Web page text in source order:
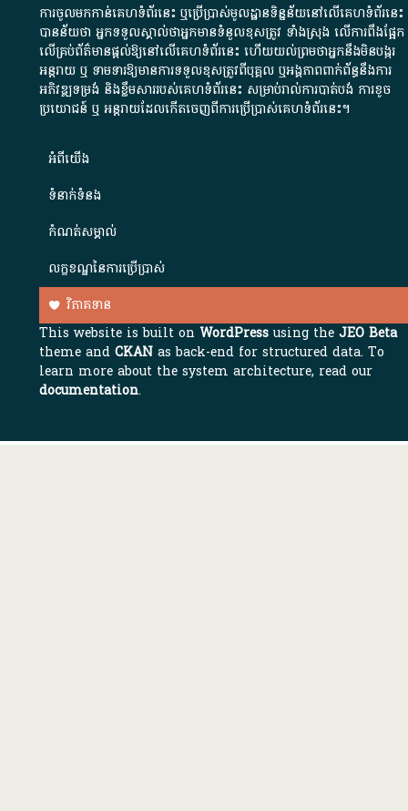
ការចូលមកកាន់គេហទំព័រនេះ ឬប្រើប្រាស់មូលដ្ឋានទិន្នន័យនៅលើគេហទំព័រនេះ
បានន័យថា អ្នកទទួលស្គាល់ថាអ្នកមានទំនួលខុសត្រូវ ទាំងស្រុង លើការពឹងផ្អែក
លើគ្រប់ព័ត៌មានផ្តល់ឱ្យនៅលើគេហទំព័រនេះ ហើយយល់ព្រមថាអ្នកនឹងមិនបង្ករ
អន្តរាយ ឬ ទាមទារ​ឱ្យមានការទទួលខុស​ត្រូវពីបុគ្គល ឬអង្គភាពពាក់ព័ន្ធនឹងការ
អភិវឌ្ឍទម្រង់ និងខ្លឹមសាររបស់គេហទំព័រនេះ សម្រាប់រាល់ការបាត់បង់ ការខូច
ប្រយោជន៍ ឬ អន្តរាយដែលកើតចេញពីការប្រើប្រាស់គេហទំព័រនេះ។
អំពី​យើង​
ទំនាក់ទំនង
កំណត់សម្គាល់
លក្ខខណ្ឌនៃការប្រើប្រាស់
វិភាគទាន
This website is built on WordPressusing the JEO Beta
theme and CKANas back-end for structured data. To
learn more about the system architecture, read our
documentation.